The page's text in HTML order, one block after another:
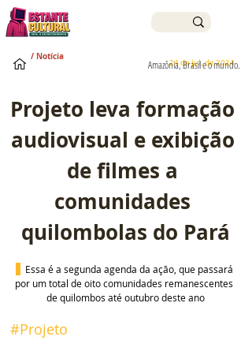
24 de jul. de 2024
Amazônia, Brasil e o mundo.
/ Notícia
Projeto leva formação
audiovisual e exibição
de filmes a
comunidades
quilombolas do Pará
Essa é a segunda agenda da ação, que passará
por um total de oito comunidades remanescentes
de quilombos até outubro deste ano
#Projeto